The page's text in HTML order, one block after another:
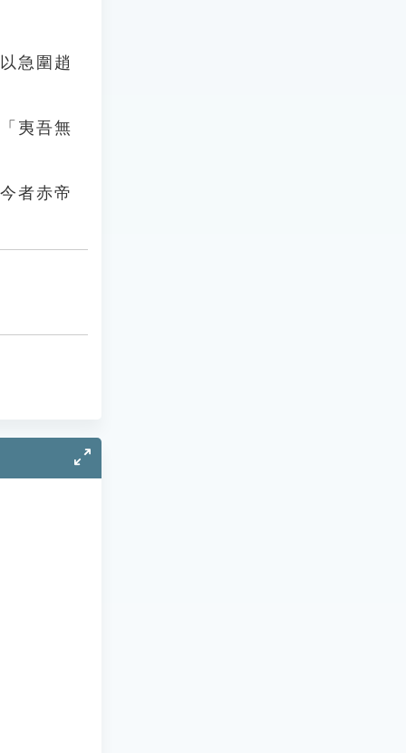
急圍趙
夷吾無
者赤帝